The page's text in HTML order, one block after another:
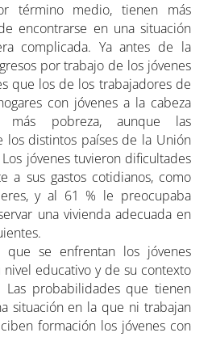
término medio, tienen más
encontrarse en una situación
complicada. Ya antes de la
por trabajo de los jóvenes
que los de los trabajadores de
con jóvenes a la cabeza
más pobreza, aunque las
los distintos países de la Unión
jóvenes tuvieron dificultades
a sus gastos cotidianos, como
y al 61 % le preocupaba
una vivienda adecuada en
se enfrentan los jóvenes
educativo y de su contexto
Las probabilidades que tienen
situación en la que ni trabajan
formación los jóvenes con